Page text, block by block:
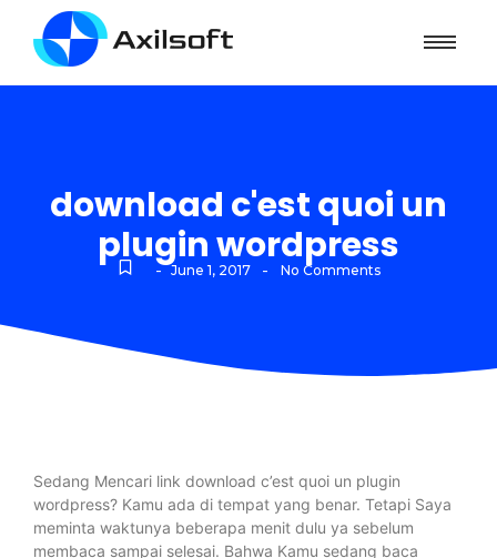
download c'est quoi un
plugin wordpress
- June 1, 2017 - No Comments
Sedang Mencari link download c’est quoi un plugin
wordpress? Kamu ada di tempat yang benar. Tetapi Saya
meminta waktunya beberapa menit dulu ya sebelum
membaca sampai selesai. Bahwa Kamu sedang baca